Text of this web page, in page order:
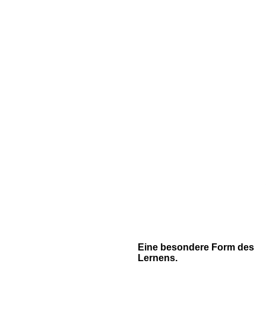
Eine besondere Form des
Lernens.